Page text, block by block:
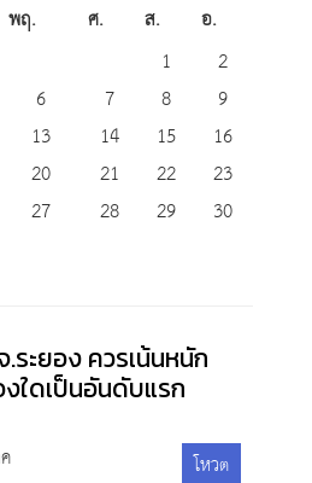
พฤ. ศ. ส.
อ.
1
2
6 7 8
9
13 14 15
16
20 21 22
23
27 28 29
30
ระยอง ควรเน้นหนัก
ใดเป็นอันดับแรก
โหวต